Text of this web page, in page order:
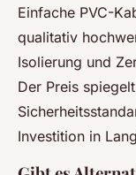
Einfache PVC-
qualitativ
Isolierung und
Der Preis
Investition in